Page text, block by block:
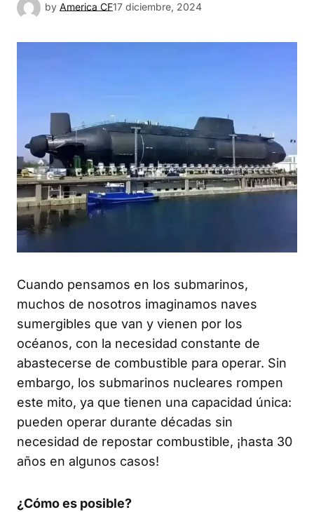
by America CF17 diciembre, 2024
Cuando pensamos en los submarinos,
muchos de nosotros imaginamos naves
sumergibles que van y vienen por los
océanos, con la necesidad constante de
abastecerse de combustible para operar. Sin
embargo, los submarinos nucleares rompen
este mito, ya que tienen una capacidad única:
pueden operar durante décadas sin
necesidad de repostar combustible, ¡hasta 30
años en algunos casos!
¿Cómo es posible?